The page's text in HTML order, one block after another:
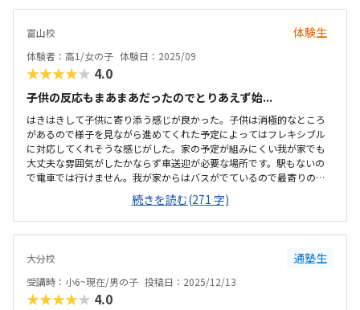
富山校 体験生
体験者：高1/女の子 体験日：2025/09
★★★★★ 4.0
子供の反応もまあまあだったのでとりあえず始...
はきはきして子供に寄り添う感じが良かった。子供は消極的なところ
があるので様子を見ながら進めてくれた予定によってはフレキシブル
に対応してくれそうな感じがした。家の予定が組みにくい我が家でも
大丈夫な雰囲気がしたかならず車送迎が必要な場所です。駅もないの
で電車では行けません。我が家からはバスがでているので最寄りのバ
ス停からは10分ほど歩けばいいかなと言う感じです。思ったよりもか
なりコンパクトなスペースで授業をしています。6畳くらいのスペース
でした。思っていたよりも高い印象です。パソコン教室に通うことは
なかったので調べたいなかったのですが、、、
続きを読む(271 字)
大分校 通塾生
受講時：小6~現在/男の子 投稿日：2025/12/13
★★★★★ 4.0